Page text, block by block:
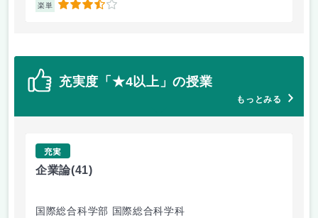
楽単 3.5
充実度「★4以上」の授業
もっとみる
充実
企業論(41)
国際総合科学部 国際総合科学科